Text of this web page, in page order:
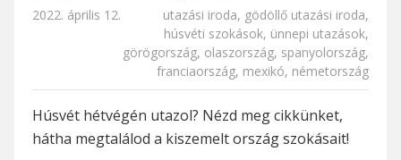
2022. április 12. utazási iroda, gödöllő utazási iroda,
húsvéti szokások, ünnepi utazások,
görögország, olaszország, spanyolország,
franciaország, mexikó, németország
Húsvét hétvégén utazol? Nézd meg cikkünket,
hátha megtalálod a kiszemelt ország szokásait!